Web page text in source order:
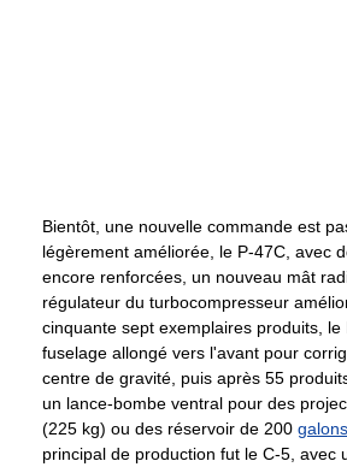
Bientôt, une nouvelle commande est
légèrement améliorée, le P-47C, avec
encore renforcées, un nouveau mât
régulateur du turbocompresseur
cinquante sept exemplaires produits, le
fuselage allongé vers l'avant pour
centre de gravité, puis après 55
un lance-bombe ventral pour des
(225 kg) ou des réservoir de 200 galons
principal de production fut le C-5, avec